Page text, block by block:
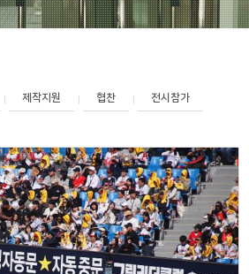
제작지원 협찬 전시참가